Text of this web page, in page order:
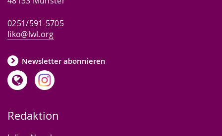
0251/591-5705
liko@lwl.org
Newsletter abonnieren
Redaktion